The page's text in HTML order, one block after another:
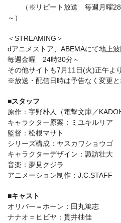
（※リピート放送 毎週月曜28
～）
＜STREAMING＞
dアニメストア、ABEMAにて地上
毎週金曜 24時30分～
その他サイトも7月11日(火)正午よ
※放送・配信日時は予告なく変更と
■スタッフ
原作：宇野朴人（電撃文庫／
キャラクター原案：ミユキルリア
監督：松根マサト
シリーズ構成：ヤスカワショウゴ
キャラクターデザイン：諏訪壮大
音楽：夢見クジラ
アニメーション制作：J.C.STAFF
■キャスト
オリバー＝ホーン：田丸篤志
ナナオ＝ヒビヤ：貫井柚佳